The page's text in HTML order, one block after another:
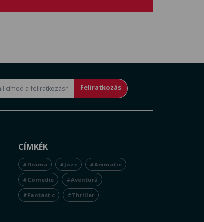
Feliratkozás
CÍMKÉK
#Drama #Jazz #Animație
#Comedie #Aventură
#Fantastic #Thriller